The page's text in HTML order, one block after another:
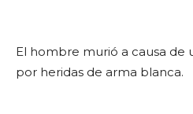
El hombre murió a causa de
por heridas de arma blanca.